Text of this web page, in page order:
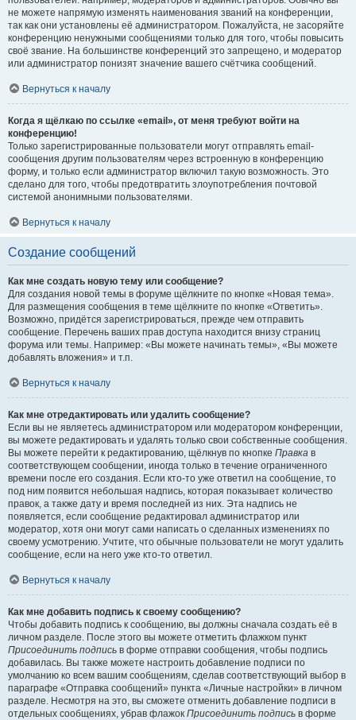
не можете напрямую изменять наименования званий на конференции,
так как они установлены её администратором. Пожалуйста, не засоряйте
конференцию ненужными сообщениями только для того, чтобы повысить
своё звание. На большинстве конференций это запрещено, и модератор
или администратор понизят значение вашего счётчика сообщений.
Вернуться к началу
Когда я щёлкаю по ссылке «email», от меня требуют войти на
конференцию!
Только зарегистрированные пользователи могут отправлять email-
сообщения другим пользователям через встроенную в конференцию
форму, и только если администратор включил такую возможность. Это
сделано для того, чтобы предотвратить злоупотребления почтовой
системой анонимными пользователями.
Вернуться к началу
Создание сообщений
Как мне создать новую тему или сообщение?
Для создания новой темы в форуме щёлкните по кнопке «Новая тема».
Для размещения сообщения в теме щёлкните по кнопке «Ответить».
Возможно, придётся зарегистрироваться, прежде чем отправить
сообщение. Перечень ваших прав доступа находится внизу страниц
форума или темы. Например: «Вы можете начинать темы», «Вы можете
добавлять вложения» и т.п.
Вернуться к началу
Как мне отредактировать или удалить сообщение?
Если вы не являетесь администратором или модератором конференции,
вы можете редактировать и удалять только свои собственные сообщения.
Вы можете перейти к редактированию, щёлкнув по кнопке Правка в
соответствующем сообщении, иногда только в течение ограниченного
времени после его создания. Если кто-то уже ответил на сообщение, то
под ним появится небольшая надпись, которая показывает количество
правок, а также дату и время последней из них. Эта надпись не
появляется, если сообщение редактировал администратор или
модератор, хотя они могут сами написать о сделанных изменениях по
своему усмотрению. Учтите, что обычные пользователи не могут удалить
сообщение, если на него уже кто-то ответил.
Вернуться к началу
Как мне добавить подпись к своему сообщению?
Чтобы добавить подпись к сообщению, вы должны сначала создать её в
личном разделе. После этого вы можете отметить флажком пункт
Присоединить подпись в форме отправки сообщения, чтобы подпись
добавилась. Вы также можете настроить добавление подписи по
умолчанию ко всем вашим сообщениям, сделав соответствующий выбор в
параграфе «Отправка сообщений» пункта «Личные настройки» в личном
разделе. Несмотря на это, вы сможете отменить добавление подписи в
отдельных сообщениях, убрав флажок Присоединить подпись в форме